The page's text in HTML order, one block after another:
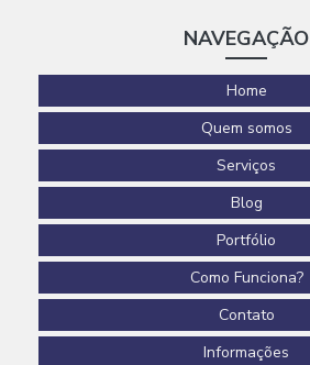
NAVEGAÇÃO
Home
Quem somos
Serviços
Blog
Portfólio
Como Funciona?
Contato
Informações